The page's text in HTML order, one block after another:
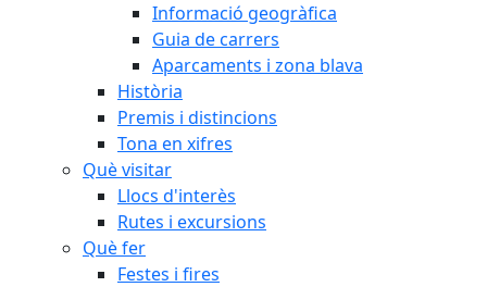
Informació geogràfica
Guia de carrers
Aparcaments i zona blava
Història
Premis i distincions
Tona en xifres
Què visitar
Llocs d'interès
Rutes i excursions
Què fer
Festes i fires